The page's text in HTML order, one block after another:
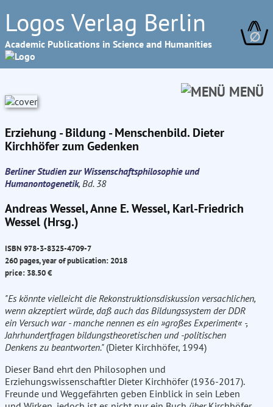
Logos Verlag Berlin
Academic Publications in Science and Humanities ∅
MENÜ
Erziehung - Bildung - Menschenbild. Dieter
Kirchhöfer zum Gedenken
Berliner Studien zur Wissenschaftsphilosophie und
Humanontogenetik, Bd. 38
Andreas Wessel, Anne E. Wessel, Karl-Friedrich
Wessel (Hrsg.)
ISBN 978-3-8325-4709-7
260 pages, year of publication: 2018
price: 38.50 €
"Es könnte vielleicht die Rekonstruktionsdiskussion versachlichen,
wenn akzeptiert würde, daß auch das Bildungssystem der DDR
ein Versuch war - manche nennen es ein »großes Experiment« -,
Jahrhundertfragen bildungstheoretischen und -politischen
Denkens zu beantworten." (Dieter Kirchhöfer, 1994)
Dieser Band ehrt den Philosophen und
Erziehungswissenschaftler Dieter Kirchhöfer (1936-2017).
Freunde und Weggefährten geben Einblick in sein Leben